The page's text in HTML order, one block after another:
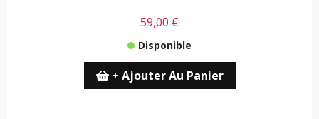
59,00 €
Disponible
+ Ajouter Au Panier